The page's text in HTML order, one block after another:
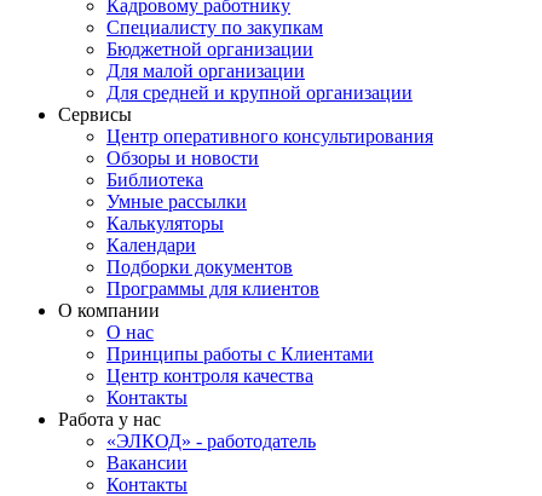
Кадровому работнику
Специалисту по закупкам
Бюджетной организации
Для малой организации
Для средней и крупной организации
Сервисы
Центр оперативного консультирования
Обзоры и новости
Библиотека
Умные рассылки
Калькуляторы
Календари
Подборки документов
Программы для клиентов
О компании
О нас
Принципы работы с Клиентами
Центр контроля качества
Контакты
Работа у нас
«ЭЛКОД» - работодатель
Вакансии
Контакты